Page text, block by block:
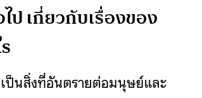
ป เกี่ยวกับเรื่องของ
เป็นสิ่งที่อันตรายต่อมนุษย์และ